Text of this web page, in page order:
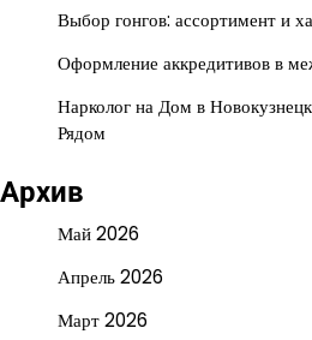
Выбор гонгов: ассортимент и
Оформление аккредитивов в
Нарколог на Дом в
Рядом
Архив
Май 2026
Апрель 2026
Март 2026